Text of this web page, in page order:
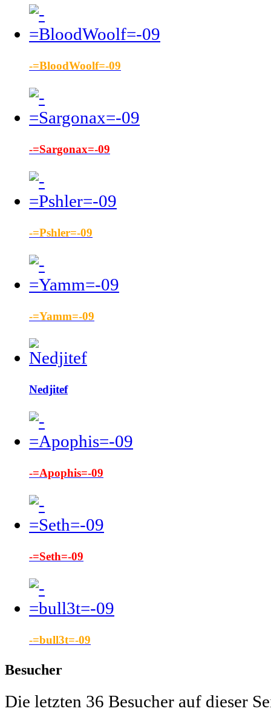
-=BloodWoolf=-09
-=Sargonax=-09
-=Pshler=-09
-=Yamm=-09
Nedjitef
-=Apophis=-09
-=Seth=-09
-=bull3t=-09
Besucher
Die letzten 36 Besucher auf dieser